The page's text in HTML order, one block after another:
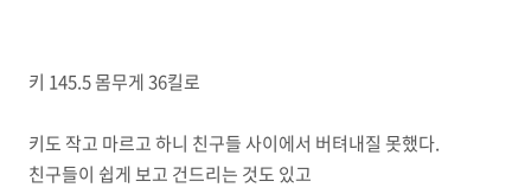
키 145.5 몸무게 36킬로
키도 작고 마르고 하니 친구들 사이에서 버텨내질 못했다.
친구들이 쉽게 보고 건드리는 것도 있고